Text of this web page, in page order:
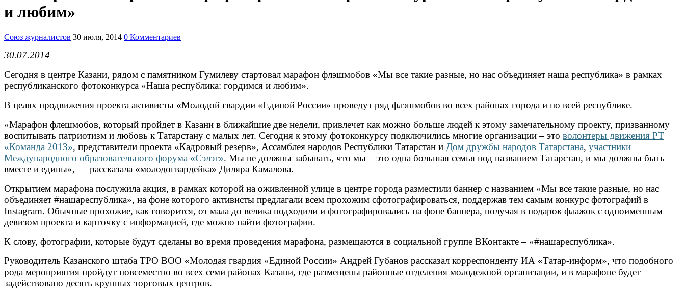
и любим»
Союз журналистов 30 июля, 2014 0 Комментариев
30.07.2014
Сегодня в центре Казани, рядом с памятником Гумилеву стартовал марафон флэшмобов «Мы все такие разные, но нас объединяет наша республика» в рамках
республиканского фотоконкурса «Наша республика: гордимся и любим».
В целях продвижения проекта активисты «Молодой гвардии «Единой России» проведут ряд флэшмобов во всех районах города и по всей республике.
«Марафон флешмобов, который пройдет в Казани в ближайшие две недели, привлечет как можно больше людей к этому замечательному проекту, призванному
воспитывать патриотизм и любовь к Татарстану с малых лет. Сегодня к этому фотоконкурсу подключились многие организации – это волонтеры движения РТ
«Команда 2013», представители проекта «Кадровый резерв», Ассамблея народов Республики Татарстан и Дом дружбы народов Татарстана, участники
Международного образовательного форума «Сэлэт». Мы не должны забывать, что мы – это одна большая семья под названием Татарстан, и мы должны быть
вместе и едины», — рассказала «молодогвардейка» Диляра Камалова.
Открытием марафона послужила акция, в рамках которой на оживленной улице в центре города разместили баннер с названием «Мы все такие разные, но нас
объединяет #нашареспублика», на фоне которого активисты предлагали всем прохожим сфотографироваться, поддержав тем самым конкурс фотографий в
Instagram. Обычные прохожие, как говорится, от мала до велика подходили и фотографировались на фоне баннера, получая в подарок флажок с одноименным
девизом проекта и карточку с информацией, где можно найти фотографии.
К слову, фотографии, которые будут сделаны во время проведения марафона, размещаются в социальной группе ВКонтакте – «#нашареспублика».
Руководитель Казанского штаба ТРО ВОО «Молодая гвардия «Единой России» Андрей Губанов рассказал корреспонденту ИА «Татар-информ», что подобного
рода мероприятия пройдут повсеместно во всех семи районах Казани, где размещены районные отделения молодежной организации, и в марафоне будет
задействовано десять крупных торговых центров.